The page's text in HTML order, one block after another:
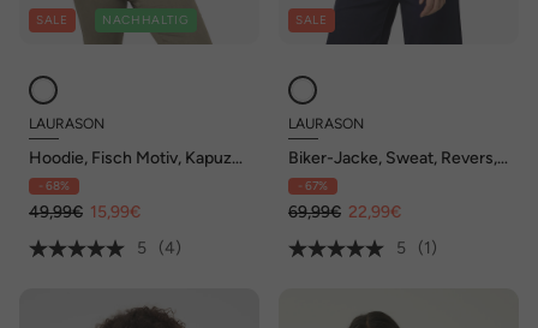
SALE NACHHALTIG
LAURASON
Hoodie, Fisch Motiv, Kapuze,
Langarm
- 68%
49,99€ 15,99€
5
(4)
SALE
LAURASON
Biker-Jacke, Sweat, Revers,
Zipper, Langarm
- 67%
69,99€ 22,99€
5
(1)